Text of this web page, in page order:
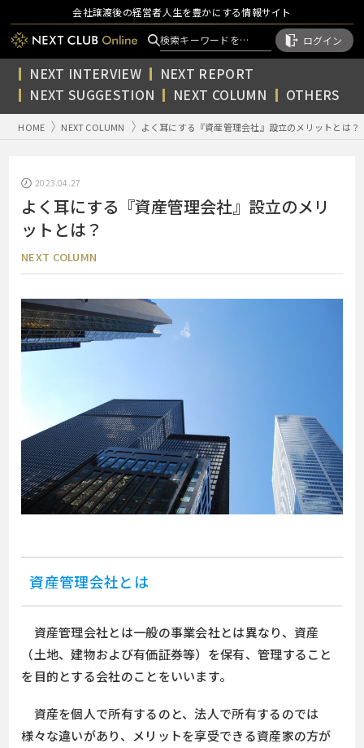
会社譲渡後の経営者人生を豊かにする情報サイト
ログイン
NEXT INTERVIEW
NEXT REPORT
NEXT SUGGESTION
NEXT COLUMN OTHERS
HOME NEXT COLUMN よく耳にする『資産管理会社』設立のメリットとは？
2023.04.27
よく耳にする『資産管理会社』設立のメリ
ットとは？
NEXT COLUMN
資産管理会社とは
資産管理会社とは一般の事業会社とは異なり、資産
（土地、建物および有価証券等）を保有、管理すること
を目的とする会社のことをいいます。
資産を個人で所有するのと、法人で所有するのでは
様々な違いがあり、メリットを享受できる資産家の方が